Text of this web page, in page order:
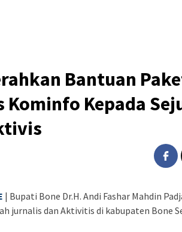
Bantuan
Kominfo Kepada
| Bupati Bone Dr.H. Andi Fashar Mahdin
jurnalis dan Aktivitis di kabupaten Bone